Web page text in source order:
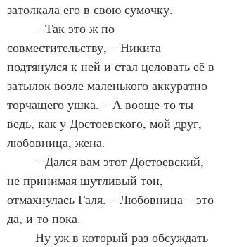
затолкала его в свою сумочку.
совместительству, – Никита
подтянулся к ней и стал целовать её в
затылок возле маленького аккуратно
торчащего ушка. – А вооще-то ты
ведь, как у Достоевского, мой друг,
любовница, жена.
не принимая шутливый тон,
отмахнулась Галя. – Любовница – это
да, и то пока.